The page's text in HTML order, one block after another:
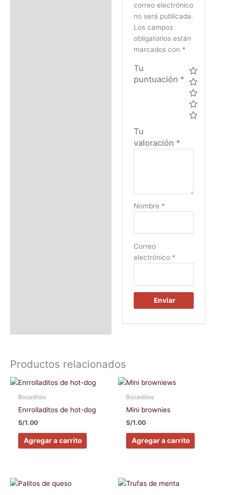
correo electrónico
no será publicada.
Los campos
obligatorios están
marcados con *
Tu
puntuación *
Tu
valoración *
Nombre *
Correo
electrónico *
Productos relacionados
Bocaditos
Enrrolladitos de hot-dog
S/1.00
Agregar a carrito
Bocaditos
Mini brownies
S/1.00
Agregar a carrito